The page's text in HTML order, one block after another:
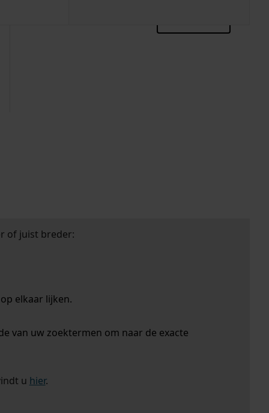
of juist breder:
elkaar lijken.
van uw zoektermen om naar de exacte
u hier.